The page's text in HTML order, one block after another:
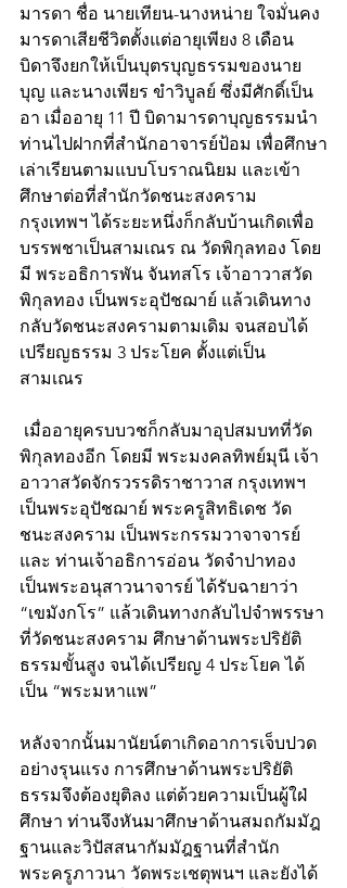
มารดา ชื่อ นายเทียน-นางหน่าย ใจมั่นคง
มารดาเสียชีวิตตั้งแต่อายุเพียง 8 เดือน
บิดาจึงยกให้เป็นบุตรบุญธรรมของนาย
บุญ และนางเพียร ขำวิบูลย์ ซึ่งมีศักดิ์เป็น
อา เมื่ออายุ 11 ปี บิดามารดาบุญธรรมนำ
ท่านไปฝากที่สำนักอาจารย์ป้อม เพื่อศึกษา
เล่าเรียนตามแบบโบราณนิยม และเข้า
ศึกษาต่อที่สำนักวัดชนะสงคราม
กรุงเทพฯ ได้ระยะหนึ่งก็กลับบ้านเกิดเพื่อ
บรรพชาเป็นสามเณร ณ วัดพิกุลทอง โดย
มี พระอธิการพัน จันทสโร เจ้าอาวาสวัด
พิกุลทอง เป็นพระอุปัชฌาย์ แล้วเดินทาง
กลับวัดชนะสงครามตามเดิม จนสอบได้
เปรียญธรรม 3 ประโยค ตั้งแต่เป็น
สามเณร
พิกุลทองอีก โดยมี พระมงคลทิพย์มุนี เจ้า
อาวาสวัดจักรวรรดิราชาวาส กรุงเทพฯ
เป็นพระอุปัชฌาย์ พระครูสิทธิเดช วัด
ชนะสงคราม เป็นพระกรรมวาจาจารย์
และ ท่านเจ้าอธิการอ่อน วัดจำปาทอง
เป็นพระอนุสาวนาจารย์ ได้รับฉายาว่า
“เขมังกโร” แล้วเดินทางกลับไปจำพรรษา
ที่วัดชนะสงคราม ศึกษาด้านพระปริยัติ
ธรรมขั้นสูง จนได้เปรียญ 4 ประโยค ได้
เป็น “พระมหาแพ”
หลังจากนั้นมานัยน์ตาเกิดอาการเจ็บปวด
อย่างรุนแรง การศึกษาด้านพระปริยัติ
ธรรมจึงต้องยุติลง แต่ด้วยความเป็นผู้ใฝ่
ศึกษา ท่านจึงหันมาศึกษาด้านสมถกัมมัฎ
ฐานและวิปัสสนากัมมัฎฐานที่สำนัก
พระครูภาวนา วัดพระเชตุพนฯ และยังได้